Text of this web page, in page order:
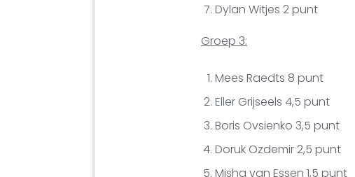
Dylan Witjes 2 punt
Groep 3:
Mees Raedts 8 punt
Eller Grijseels 4,5 punt
Boris Ovsienko 3,5 punt
Doruk Ozdemir 2,5 punt
Misha van Essen 1,5 punt